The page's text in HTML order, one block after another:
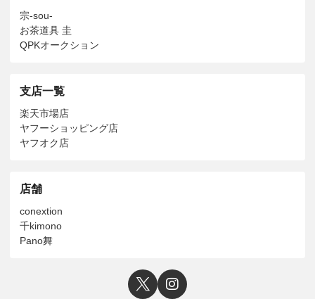
宗-sou-
お茶道具 圭
QPKオークション
支店一覧
楽天市場店
ヤフーショッピング店
ヤフオク店
店舗
conextion
千kimono
Pano舞